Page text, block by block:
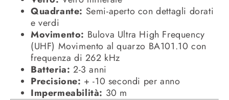
Quadrante: Semi-aperto con dettagli dorati
e verdi
Movimento: Bulova Ultra High Frequency
(UHF) Movimento al quarzo BA101.10 con
frequenza di 262 kHz
Batteria: 2-3 anni
Precisione: + -10 secondi per anno
Impermeabilità: 30 m